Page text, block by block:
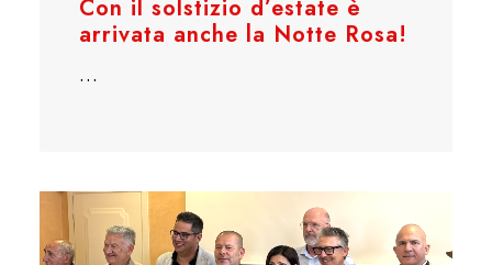
Con il solstizio d’estate è
arrivata anche la Notte Rosa!
…